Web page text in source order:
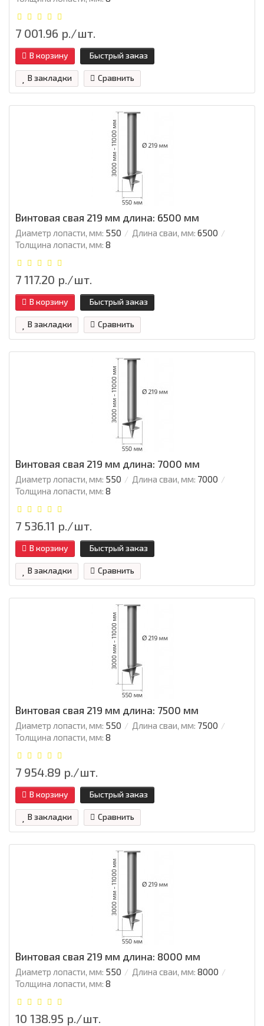
7 001.96 р./шт.
В корзину Быстрый заказ
В закладки Сравнить
Винтовая свая 219 мм длина: 6500 мм
Диаметр лопасти, мм: 550 Длина сваи, мм: 6500
Толщина лопасти, мм: 8
7 117.20 р./шт.
В корзину Быстрый заказ
В закладки Сравнить
Винтовая свая 219 мм длина: 7000 мм
Диаметр лопасти, мм: 550 Длина сваи, мм: 7000
Толщина лопасти, мм: 8
7 536.11 р./шт.
В корзину Быстрый заказ
В закладки Сравнить
Винтовая свая 219 мм длина: 7500 мм
Диаметр лопасти, мм: 550 Длина сваи, мм: 7500
Толщина лопасти, мм: 8
7 954.89 р./шт.
В корзину Быстрый заказ
В закладки Сравнить
Винтовая свая 219 мм длина: 8000 мм
Диаметр лопасти, мм: 550 Длина сваи, мм: 8000
Толщина лопасти, мм: 8
10 138.95 р./шт.